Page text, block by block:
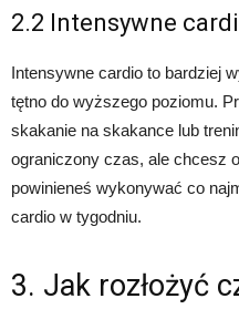
2.2 Intensywne
Intensywne cardio to bardziej
tętno do wyższego poziomu.
skakanie na skakance lub
ograniczony czas, ale chcesz
powinieneś wykonywać co
cardio w tygodniu.
3. Jak rozłożyć